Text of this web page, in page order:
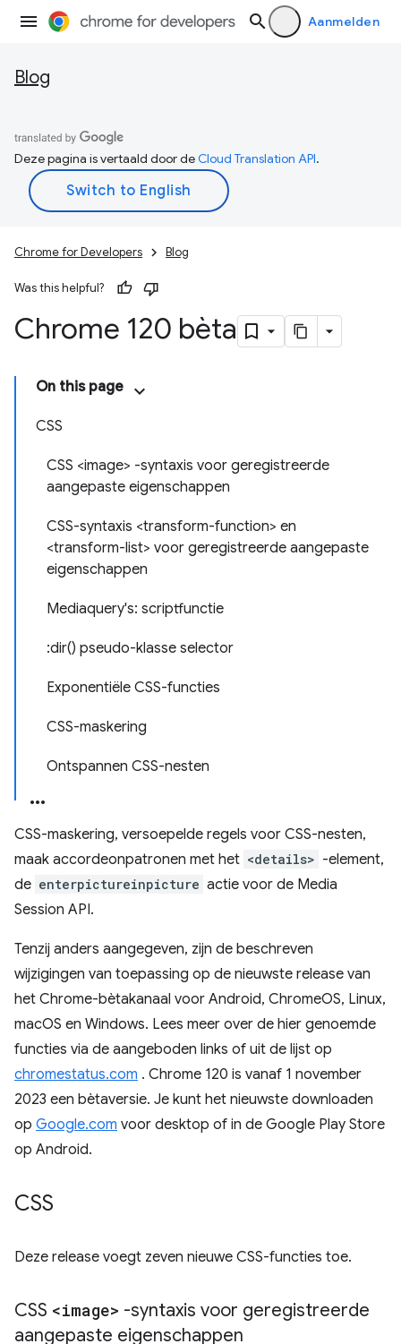
Aanmelden
Blog
Deze pagina is vertaald door deCloud Translation API.
Chrome for Developers Blog
Was this helpful?
Chrome 120 bèta
On this page
CSS
CSS <image> -syntaxis voor geregistreerde
aangepaste eigenschappen
CSS-syntaxis <transform-function> en
<transform-list> voor geregistreerde aangepaste
eigenschappen
Mediaquery's: scriptfunctie
:dir() pseudo-klasse selector
Exponentiële CSS-functies
CSS-maskering
Ontspannen CSS-nesten
CSS-maskering, versoepelde regels voor CSS-nesten,
maak accordeonpatronen met het <details> -element,
de enterpictureinpicture actie voor de Media
Session API.
Tenzij anders aangegeven, zijn de beschreven
wijzigingen van toepassing op de nieuwste release van
het Chrome-bètakanaal voor Android, ChromeOS, Linux,
macOS en Windows. Lees meer over de hier genoemde
functies via de aangeboden links of uit de lijst op
chromestatus.com . Chrome 120 is vanaf 1 november
2023 een bètaversie. Je kunt het nieuwste downloaden
op Google.com voor desktop of in de Google Play Store
op Android.
CSS
Deze release voegt zeven nieuwe CSS-functies toe.
CSS <image> -syntaxis voor geregistreerde
aangepaste eigenschappen